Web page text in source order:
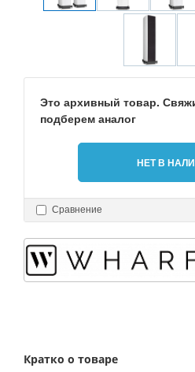
Это архивный товар.
подберем аналог
НЕТ В
Сравнение
Кратко о товаре